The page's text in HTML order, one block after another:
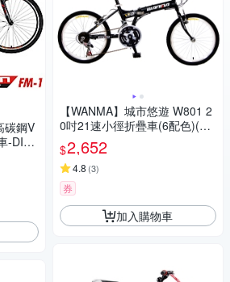
碳鋼V
-DIY
【WANMA】城市悠遊 W801 2
0吋21速小徑折疊車(6配色)(D.
I.Y 組裝)
$2,652
4.8 (3)
券
加入購物車